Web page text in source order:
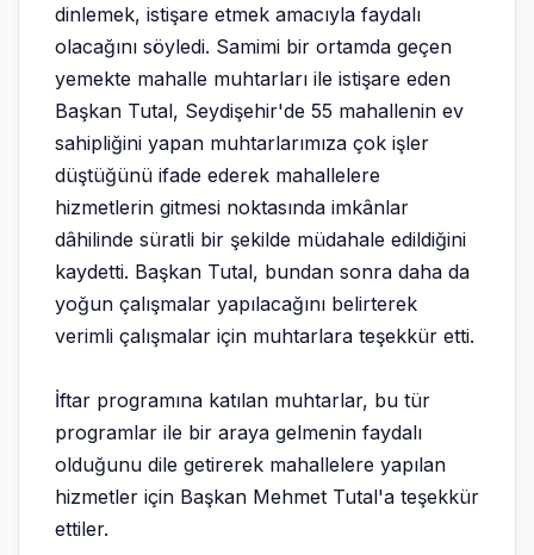
dinlemek, istişare etmek amacıyla faydalı
olacağını söyledi. Samimi bir ortamda geçen
yemekte mahalle muhtarları ile istişare eden
Başkan Tutal, Seydişehir'de 55 mahallenin ev
sahipliğini yapan muhtarlarımıza çok işler
düştüğünü ifade ederek mahallelere
hizmetlerin gitmesi noktasında imkânlar
dâhilinde süratli bir şekilde müdahale edildiğini
kaydetti. Başkan Tutal, bundan sonra daha da
yoğun çalışmalar yapılacağını belirterek
verimli çalışmalar için muhtarlara teşekkür etti.
İftar programına katılan muhtarlar, bu tür
programlar ile bir araya gelmenin faydalı
olduğunu dile getirerek mahallelere yapılan
hizmetler için Başkan Mehmet Tutal'a teşekkür
ettiler.